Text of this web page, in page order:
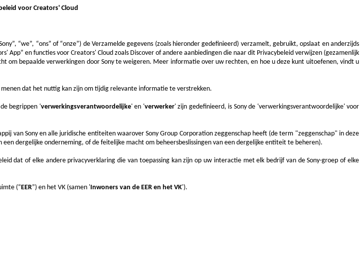
voor Creators' Cloud
“we”, “ons” of “onze”) de Verzamelde gegevens (zoals hieronder gedefinieerd) verzamelt, gebruikt, opslaat en anderzijds
App” en functies voor Creators' Cloud zoals Discover of andere aanbiedingen die naar dit Privacybeleid verwijzen (gezamenlijk
om bepaalde verwerkingen door Sony te weigeren. Meer informatie over uw rechten, en hoe u deze kunt uitoefenen, vindt u
dat het nuttig kan zijn om tijdig relevante informatie te verstrekken.
begrippen 'verwerkingsverantwoordelijke' en 'verwerker' zijn gedefinieerd, is Sony de 'verwerkingsverantwoordelijke' voor
van Sony en alle juridische entiteiten waarover Sony Group Corporation zeggenschap heeft (de term "zeggenschap" in deze
dergelijke onderneming, of de feitelijke macht om beheersbeslissingen van een dergelijke entiteit te beheren).
dat of elke andere privacyverklaring die van toepassing kan zijn op uw interactie met elk bedrijf van de Sony-groep of elke
(“EER”) en het VK (samen 'Inwoners van de EER en het VK').